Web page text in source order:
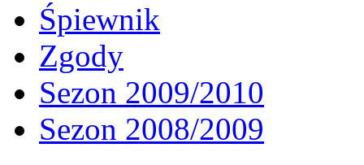
Śpiewnik
Zgody
Sezon 2009/2010
Sezon 2008/2009